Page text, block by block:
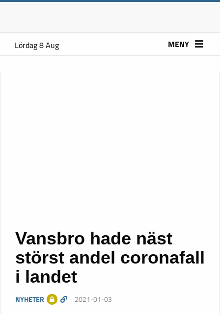
Lördag 8 Aug MENY
Vansbro hade näst
störst andel coronafall
i landet
NYHETER 2021-01-03